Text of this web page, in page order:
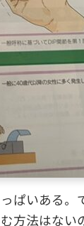
ぱいある
方法はな